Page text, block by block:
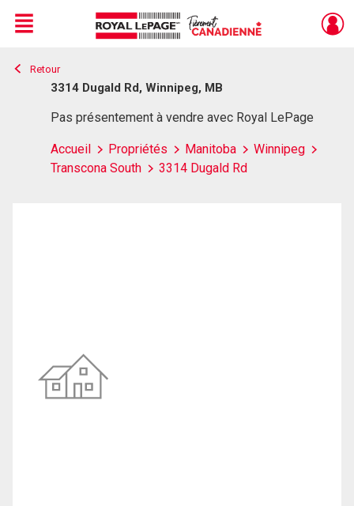
Live
En Direct
Menu
Retour
3314 Dugald Rd, Winnipeg, MB
Pas présentement à vendre avec Royal LePage
Accueil Propriétés Manitoba
Winnipeg
Transcona South
3314 Dugald Rd